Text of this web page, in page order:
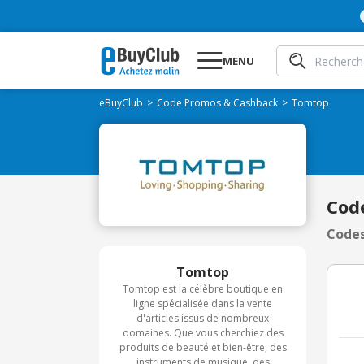
MENU
eBuyClub Code Promos & Cashback Tomtop
Tomtop
Tomtop est la célèbre boutique en
ligne spécialisée dans la vente
d'articles issus de nombreux
domaines. Que vous cherchiez des
produits de beauté et bien-être, des